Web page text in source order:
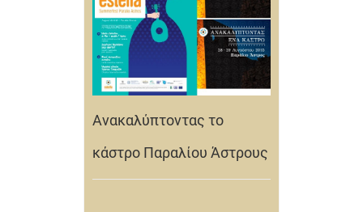
Ανακαλύπτοντας το
κάστρο Παραλίου Άστρους